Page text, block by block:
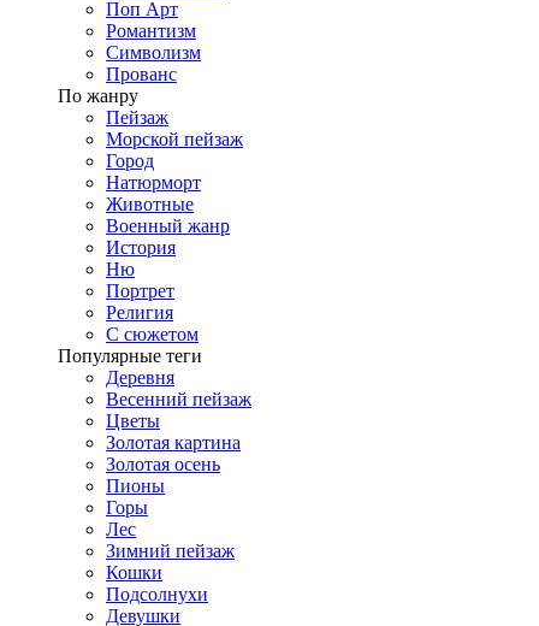
Поп Арт
Романтизм
Символизм
Прованс
По жанру
Пейзаж
Морской пейзаж
Город
Натюрморт
Животные
Военный жанр
История
Ню
Портрет
Религия
С сюжетом
Популярные теги
Деревня
Весенний пейзаж
Цветы
Золотая картина
Золотая осень
Пионы
Горы
Лес
Зимний пейзаж
Кошки
Подсолнухи
Девушки